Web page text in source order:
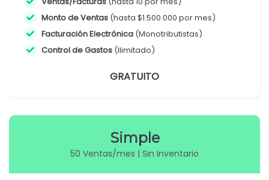
Monto de Ventas (hasta $1.500.000 por mes)
Facturación Electrónica (Monotributistas)
Control de Gastos (Ilimitado)
GRATUITO
Simple
50 Ventas/mes | Sin Inventario